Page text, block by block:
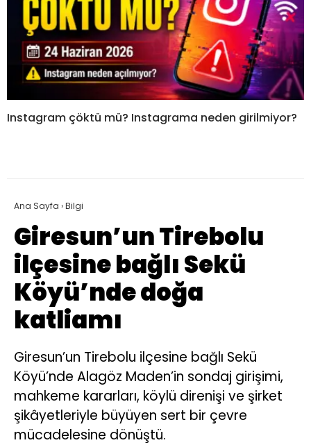
Instagram çöktü mü? Instagrama neden girilmiyor?
Ana Sayfa ›Bilgi
Giresun’un Tirebolu
ilçesine bağlı Sekü
Köyü’nde doğa
katliamı
Giresun’un Tirebolu ilçesine bağlı Sekü
Köyü’nde Alagöz Maden’in sondaj girişimi,
mahkeme kararları, köylü direnişi ve şirket
şikâyetleriyle büyüyen sert bir çevre
mücadelesine dönüştü.